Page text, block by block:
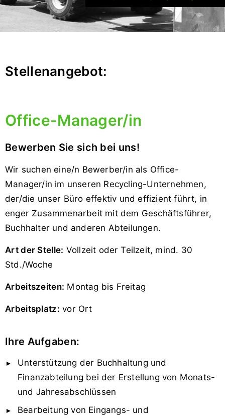
Stellenangebot:
Office-Manager/in
Bewerben Sie sich bei uns!
Wir suchen eine/n Bewerber/in als Office-
Manager/in im unseren Recycling-Unternehmen,
der/die unser Büro effektiv und effizient führt, in
enger Zusammenarbeit mit dem Geschäftsführer,
Buchhalter und anderen Abteilungen.
Art der Stelle: Vollzeit oder Teilzeit, mind. 30
Std./Woche
Arbeitszeiten: Montag bis Freitag
Arbeitsplatz: vor Ort
Ihre Aufgaben:
Unterstützung der Buchhaltung und
Finanzabteilung bei der Erstellung von Monats-
und Jahresabschlüssen
Bearbeitung von Eingangs- und